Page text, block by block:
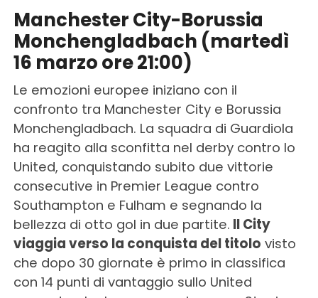
Manchester City-Borussia
Monchengladbach (martedì
16 marzo ore 21:00)
Le emozioni europee iniziano con il
confronto tra Manchester City e Borussia
Monchengladbach. La squadra di Guardiola
ha reagito alla sconfitta nel derby contro lo
United, conquistando subito due vittorie
consecutive in Premier League contro
Southampton e Fulham e segnando la
bellezza di otto gol in due partite. Il City
viaggia verso la conquista del titolo visto
che dopo 30 giornate è primo in classifica
con 14 punti di vantaggio sullo United